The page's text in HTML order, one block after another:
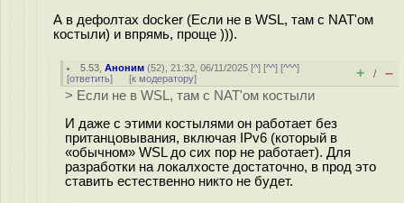
А в дефолтах docker (Если не в WSL, там с NAT'ом
костыли) и впрямь, проще ))).
5.53 ,Аноним (52), 21:32, 06/11/2025 [^] [^^] [^^^]
[ответить] [к модератору] + / –
> Если не в WSL, там с NAT'ом костыли
И даже с этими костылями он работает без
пританцовывания, включая IPv6 (который в
«обычном» WSL до сих пор не работает). Для
разработки на локалхосте достаточно, в прод это
ставить естественно никто не будет.